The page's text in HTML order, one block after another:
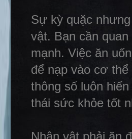
Sự kỳ quặc
vật. Bạn cần
mạnh. Việc ăn
để nạp vào cơ
thông số luôn
thái sức khỏe tốt
Nhân vật phải ăn